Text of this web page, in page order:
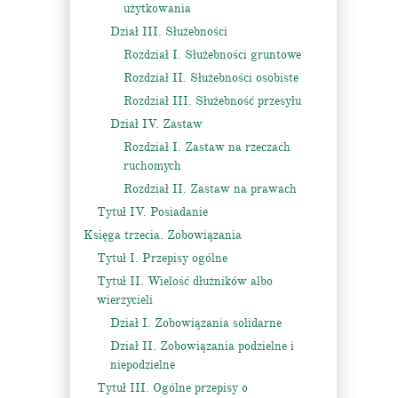
użytkowania
Dział III. Służebności
Rozdział I. Służebności gruntowe
Rozdział II. Służebności osobiste
Rozdział III. Służebność przesyłu
Dział IV. Zastaw
Rozdział I. Zastaw na rzeczach
ruchomych
Rozdział II. Zastaw na prawach
Tytuł IV. Posiadanie
Księga trzecia. Zobowiązania
Tytuł I. Przepisy ogólne
Tytuł II. Wielość dłużników albo
wierzycieli
Dział I. Zobowiązania solidarne
Dział II. Zobowiązania podzielne i
niepodzielne
Tytuł III. Ogólne przepisy o